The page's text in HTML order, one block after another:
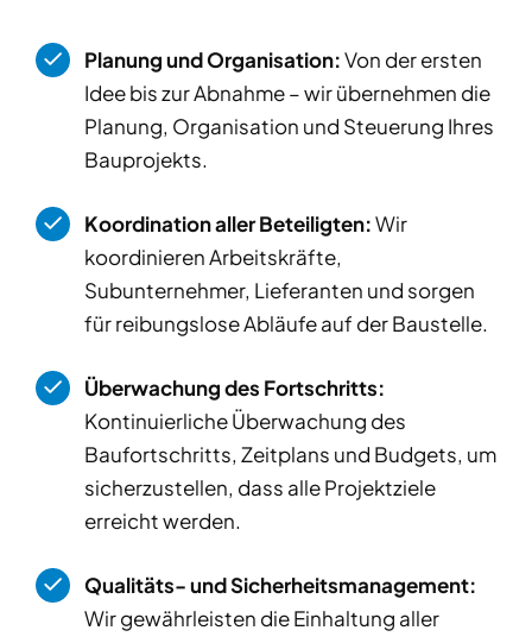
Planung und Organisation:Von der ersten
Idee bis zur Abnahme – wir übernehmen die
Planung, Organisation und Steuerung Ihres
Bauprojekts.
Koordination aller Beteiligten:Wir
koordinieren Arbeitskräfte,
Subunternehmer, Lieferanten und sorgen
für reibungslose Abläufe auf der Baustelle.
Überwachung des Fortschritts:
Kontinuierliche Überwachung des
Baufortschritts, Zeitplans und Budgets, um
sicherzustellen, dass alle Projektziele
erreicht werden.
Qualitäts- und Sicherheitsmanagement:
Wir gewährleisten die Einhaltung aller